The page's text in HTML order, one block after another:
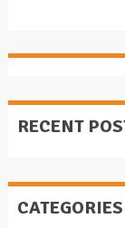
RECENT
CATEGORIES